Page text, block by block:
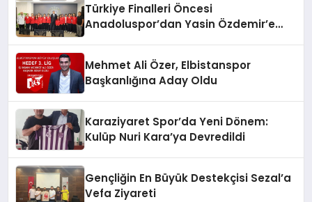
Türkiye Finalleri Öncesi
Anadoluspor’dan Yasin Özdemir’e
Mehmet Ali Özer, Elbistanspor
Başkanlığına Aday Oldu
Karaziyaret Spor’da Yeni Dönem:
Kulüp Nuri Kara’ya Devredildi
Gençliğin En Büyük Destekçisi Sezal’a
Vefa Ziyareti